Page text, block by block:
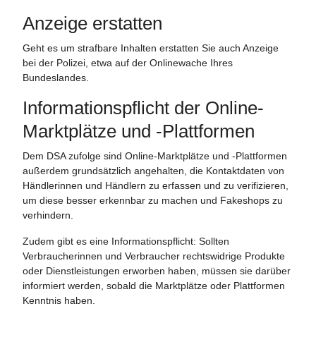
Anzeige erstatten
Geht es um strafbare Inhalten erstatten Sie auch Anzeige
bei der Polizei, etwa auf der Onlinewache Ihres
Bundeslandes.
Informationspflicht der Online-
Marktplätze und -Plattformen
Dem DSA zufolge sind Online-Marktplätze und -Plattformen
außerdem grundsätzlich angehalten, die Kontaktdaten von
Händlerinnen und Händlern zu erfassen und zu verifizieren,
um diese besser erkennbar zu machen und Fakeshops zu
verhindern.
Zudem gibt es eine Informationspflicht: Sollten
Verbraucherinnen und Verbraucher rechtswidrige Produkte
oder Dienstleistungen erworben haben, müssen sie darüber
informiert werden, sobald die Marktplätze oder Plattformen
Kenntnis haben.